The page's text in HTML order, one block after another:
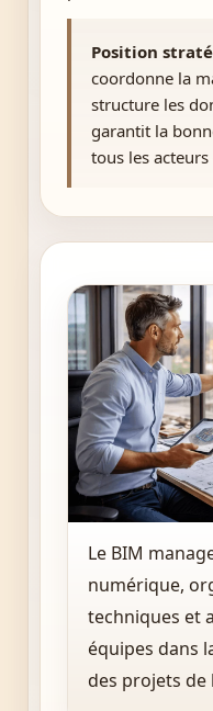
Position
coordonne la
structure les
garantit la
tous les
Le BIM
numérique,
techniques et
équipes dans
des projets de